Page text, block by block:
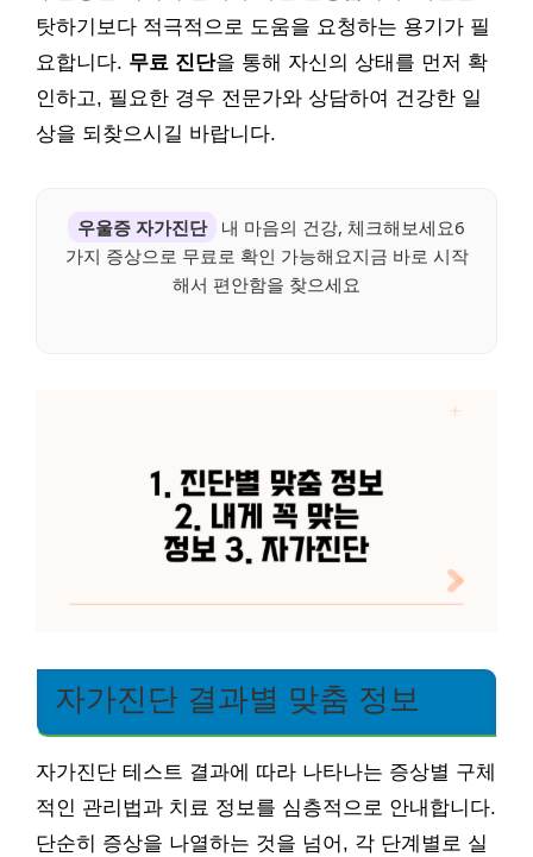
탓하기보다 적극적으로 도움을 요청하는 용기가 필
요합니다. 무료 진단을 통해 자신의 상태를 먼저 확
인하고, 필요한 경우 전문가와 상담하여 건강한 일
상을 되찾으시길 바랍니다.
우울증 자가진단
내 마음의 건강, 체크해보세요6
가지 증상으로 무료로 확인 가능해요지금 바로 시작
해서 편안함을 찾으세요
자가진단 결과별 맞춤 정보
자가진단 테스트 결과에 따라 나타나는 증상별 구체
적인 관리법과 치료 정보를 심층적으로 안내합니다.
단순히 증상을 나열하는 것을 넘어, 각 단계별로 실